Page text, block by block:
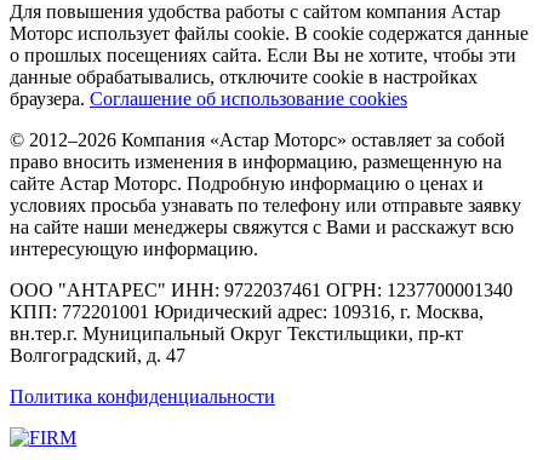
Для повышения удобства работы с сайтом компания Астар
Моторс использует файлы cookie. В cookie содержатся данные
о прошлых посещениях сайта. Если Вы не хотите, чтобы эти
данные обрабатывались, отключите cookie в настройках
браузера. Соглашение об использование cookies
© 2012–2026 Компания «Астар Моторс» оставляет за собой
право вносить изменения в информацию, размещенную на
сайте Астар Моторс. Подробную информацию о ценах и
условиях просьба узнавать по телефону или отправьте заявку
на сайте наши менеджеры свяжутся с Вами и расскажут всю
интересующую информацию.
ООО "АНТАРЕС" ИНН: 9722037461 ОГРН: 1237700001340
КПП: 772201001 Юридический адрес: 109316, г. Москва,
вн.тер.г. Муниципальный Округ Текстильщики, пр-кт
Волгоградский, д. 47
Политика конфиденциальности